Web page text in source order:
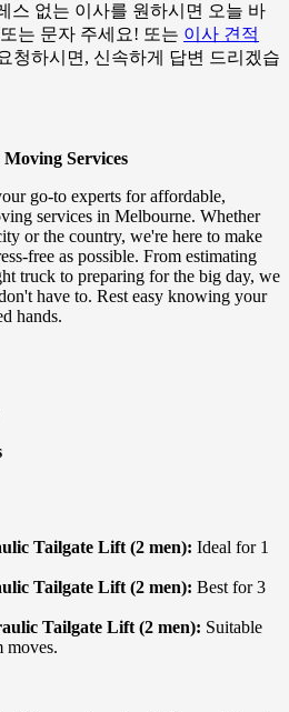
스 없는 이사를 원하시면 오늘 바
는 문자 주세요! 또는 이사 견적
청하시면, 신속하게 답변 드리겠습
Services
go-to experts for affordable,
services in Melbourne. Whether
or the country, we're here to make
free as possible. From estimating
truck to preparing for the big day, we
have to. Rest easy knowing your
hands.
Tailgate Lift (2 men): Ideal for 1
Tailgate Lift (2 men): Best for 3
Tailgate Lift (2 men): Suitable
moves.